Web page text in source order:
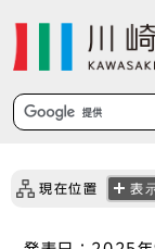
現在位置 表